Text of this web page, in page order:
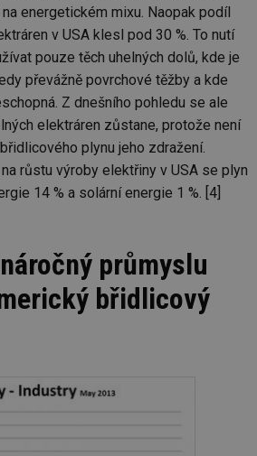
energetickém mixu. Naopak podíl
v USA klesl pod 30 %. To nutí
pouze těch uhelných dolů, kde je
převážně povrchové těžby a kde
Z dnešního pohledu se ale
elektráren zůstane, protože není
plynu jeho zdražení.
růstu výroby elektřiny v USA se plyn
14 % a solární energie 1 %. [4]
průmyslu
břidlicový